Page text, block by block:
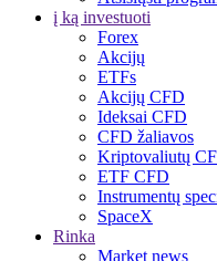
į ką investuoti
Forex
Akcijų
ETFs
Akcijų CFD
Ideksai CFD
CFD žaliavos
Kriptovaliutų
ETF CFD
Instrumentų
SpaceX
Rinka
Market news